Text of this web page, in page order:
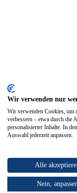
Wir verwenden nur
Wir verwenden Cookies, um
verbessern – etwa durch die
personalisierter Inhalte. In
Auswahl jederzeit anpassen.
Alle
Nein, anpassen